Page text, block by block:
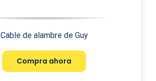
Cable de alambre de Guy
Compra ahora